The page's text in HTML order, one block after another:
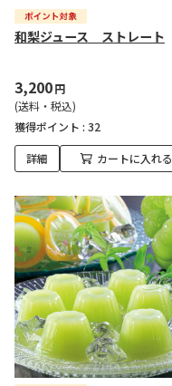
和梨ジュース ストレート
3,200円
(送料・税込)
獲得ポイント : 32
詳細 カートに入れる